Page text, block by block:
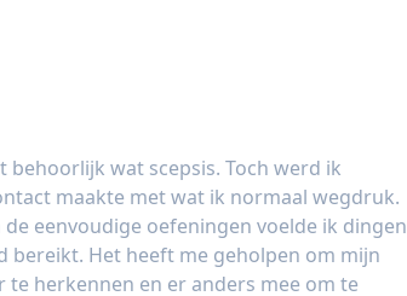
wat scepsis. Toch werd ik
maakte met wat ik normaal wegdruk.
eenvoudige oefeningen voelde ik dingen
bereikt. Het heeft me geholpen om mijn
herkennen en er anders mee om te